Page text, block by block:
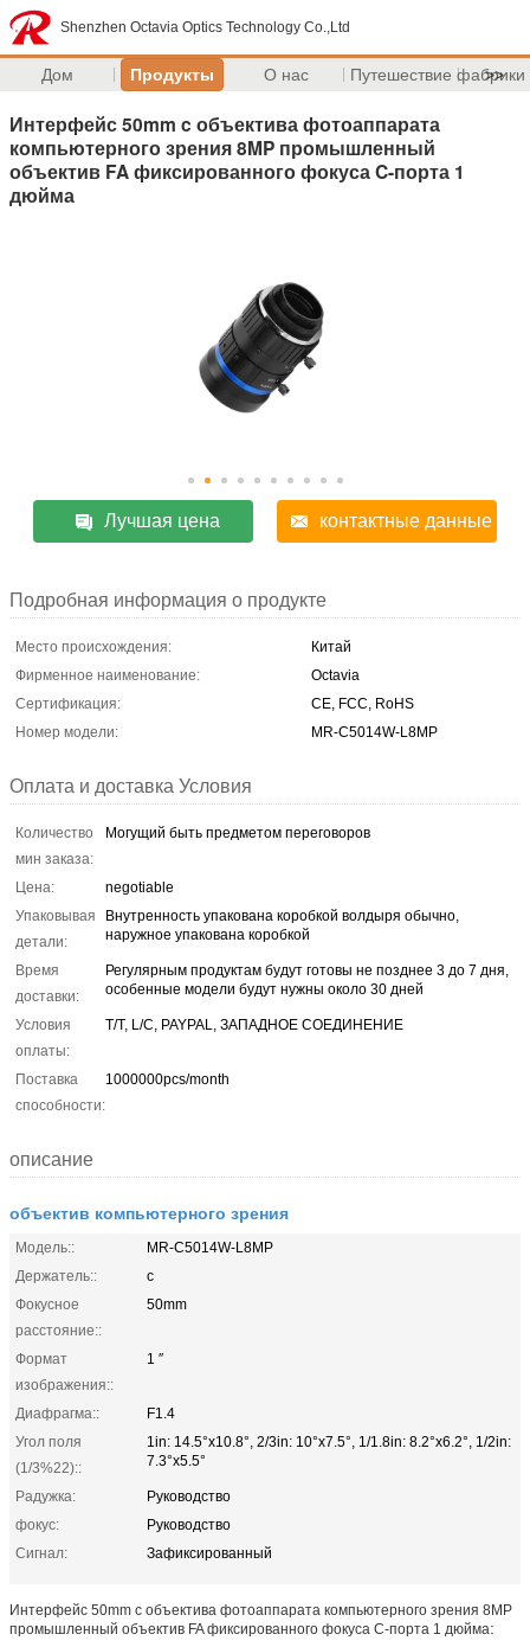
Shenzhen Octavia Optics Technology Co.,Ltd
Дом Продукты О нас Путешествие фабрики
>>
Интерфейс 50mm c объектива фотоаппарата
компьютерного зрения 8MP промышленный
объектив FA фиксированного фокуса C-порта 1
дюйма
Лучшая цена контактные данные
Подробная информация о продукте
Место происхождения:
Китай
Фирменное наименование:
Octavia
Сертификация:
CE, FCC, RoHS
Номер модели:
MR-C5014W-L8MP
Оплата и доставка Условия
Количество
мин заказа:
Могущий быть предметом переговоров
Цена:
negotiable
Упаковывая
детали:
Внутренность упакована коробкой волдыря обычно,
наружное упакована коробкой
Время
доставки:
Регулярным продуктам будут готовы не позднее 3 до 7 дня,
особенные модели будут нужны около 30 дней
Условия
оплаты:
T/T, L/C, PAYPAL, ЗАПАДНОЕ СОЕДИНЕНИЕ
Поставка
способности:
1000000pcs/month
описание
объектив компьютерного зрения
Модель::
MR-C5014W-L8MP
Держатель::
с
Фокусное
расстояние::
50mm
Формат
изображения::
1 ″
Диафрагма::
F1.4
Угол поля
(1/3%22)::
1in: 14.5°x10.8°, 2/3in: 10°x7.5°, 1/1.8in: 8.2°x6.2°, 1/2in:
7.3°x5.5°
Радужка:
Руководство
фокус:
Руководство
Сигнал:
Зафиксированный
Интерфейс 50mm c объектива фотоаппарата компьютерного зрения 8MP
промышленный объектив FA фиксированного фокуса C-порта 1 дюйма: